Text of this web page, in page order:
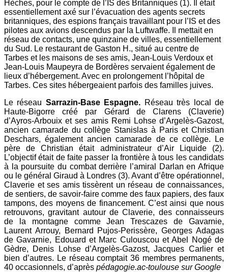
Hèches, pour le compte de l’IS des Britanniques (1). Il était
essentiellement axé sur l’évacuation des agents secrets
britanniques, des espions français travaillant pour l’IS et des
pilotes aux avions descendus par la Luftwaffe. Il mettait en
réseau de contacts, une quinzaine de villes, essentiellement
du Sud. Le restaurant de Gaston H., situé au centre de
Tarbes et les maisons de ses amis, Jean-Louis Verdoux et
Jean-Louis Maupeyra de Bordères servaient également de
lieux d’hébergement. Avec en prolongement l’hôpital de
Tarbes. Ces sites hébergeaient parfois des familles juives.
Le réseau Sarrazin-Base Espagne. Réseau très local de
Haute-Bigorre créé par Gérard de Clarens (Claverie)
d’Ayros-Arbouix et ses amis Remi Lohse d’Argelès-Gazost,
ancien camarade du collège Stanislas à Paris et Christian
Deschars, également ancien camarade de ce collège. Le
père de Christian était administrateur d’Air Liquide (2).
L’objectif était de faite passer la frontière à tous les candidats
à la poursuite du combat derrière l’amiral Darlan en Afrique
ou le général Giraud à Londres (3). Avant d’être opérationnel,
Claverie et ses amis tissèrent un réseau de connaissances,
de sentiers, de savoir-faire comme des faux papiers, des faux
tampons, des moyens de financement. C’est ainsi que nous
retrouvons, gravitant autour de Claverie, des connaisseurs
de la montagne comme Jean Trescazes de Gavarnie,
Laurent Arrouy, Bernard Pujos-Perissère, Georges Adagas
de Gavarnie, Edouard et Marc Culouscou et Abel Nogé de
Gèdre, Denis Lohse d’Argelès-Gazost, Jacques Carlier et
bien d’autres. Le réseau comptait 36 membres permanents,
40 occasionnels, d’après pédagogie.ac-toulouse sur Google